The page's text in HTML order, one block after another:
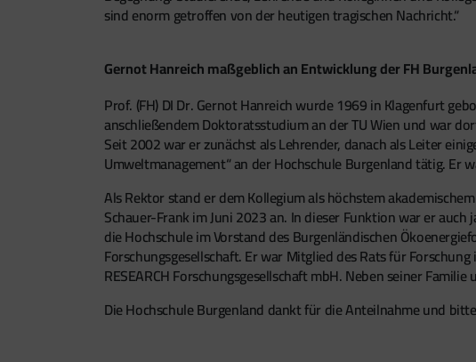
sind enorm getroffen von der heutigen tragischen Nachricht.“
Gernot Hanreich maßgeblich an Entwicklung der FH
Prof. (FH) DI Dr. Gernot Hanreich wurde 1969 in Klagenfurt
anschließendem Doktoratsstudium an der TU Wien und war
Seit 2002 war er zunächst als Lehrender, danach als Leiter
Umweltmanagement“ an der Hochschule Burgenland tätig.
Als Rektor stand er dem Kollegium als höchstem
Schauer-Frank im Juni 2023 an. In dieser Funktion war er
die Hochschule im Vorstand des Burgenländischen
Forschungsgesellschaft. Er war Mitglied des Rats für
RESEARCH Forschungsgesellschaft mbH. Neben seiner
Die Hochschule Burgenland dankt für die Anteilnahme und